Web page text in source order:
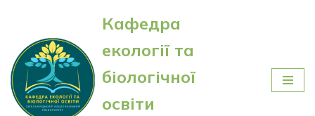
Перейти
до
вмісту
Кафедра
екології та
біологічної
освіти